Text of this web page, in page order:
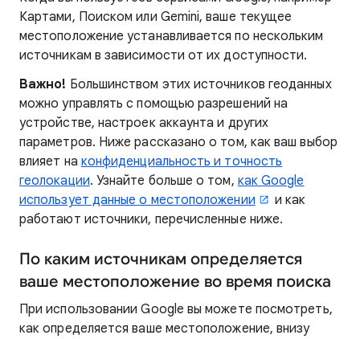
Картами, Поиском или Gemini, ваше текущее
местоположение устанавливается по нескольким
источникам в зависимости от их доступности.
Важно! Большинством этих источников геоданных
можно управлять с помощью разрешений на
устройстве, настроек аккаунта и других
параметров. Ниже рассказано о том, как ваш выбор
влияет на конфиденциальность и точность
геолокации. Узнайте больше о том, как Google
использует данные о местоположении
и как
работают источники, перечисленные ниже.
По каким источникам определяется
ваше местоположение во время поиска
При использовании Google вы можете посмотреть,
как определяется ваше местоположение, внизу